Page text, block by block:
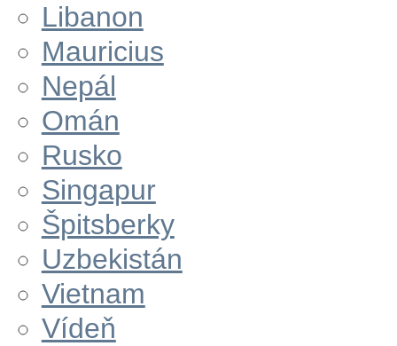
Libanon
Mauricius
Nepál
Omán
Rusko
Singapur
Špitsberky
Uzbekistán
Vietnam
Vídeň